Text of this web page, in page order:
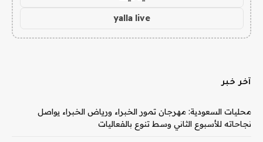
yalla live
آخر خبر
محليات السعودية: مهرجان تمور الخبراء ورياض الخبراء يواصل
نجاحاته للأسبوع الثاني وسط تنوع بالفعاليات